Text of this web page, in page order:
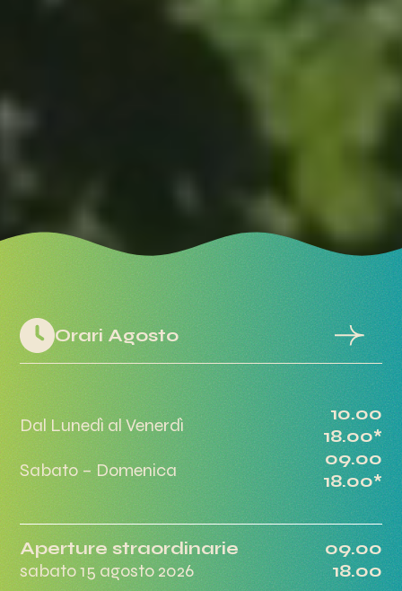
Orari Agosto
Dal Lunedì al Venerdì
10.00
18.00*
Sabato – Domenica
09.00
18.00*
Aperture straordinarie
sabato 15 agosto 2026
09.00
18.00